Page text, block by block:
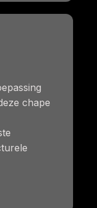
chape